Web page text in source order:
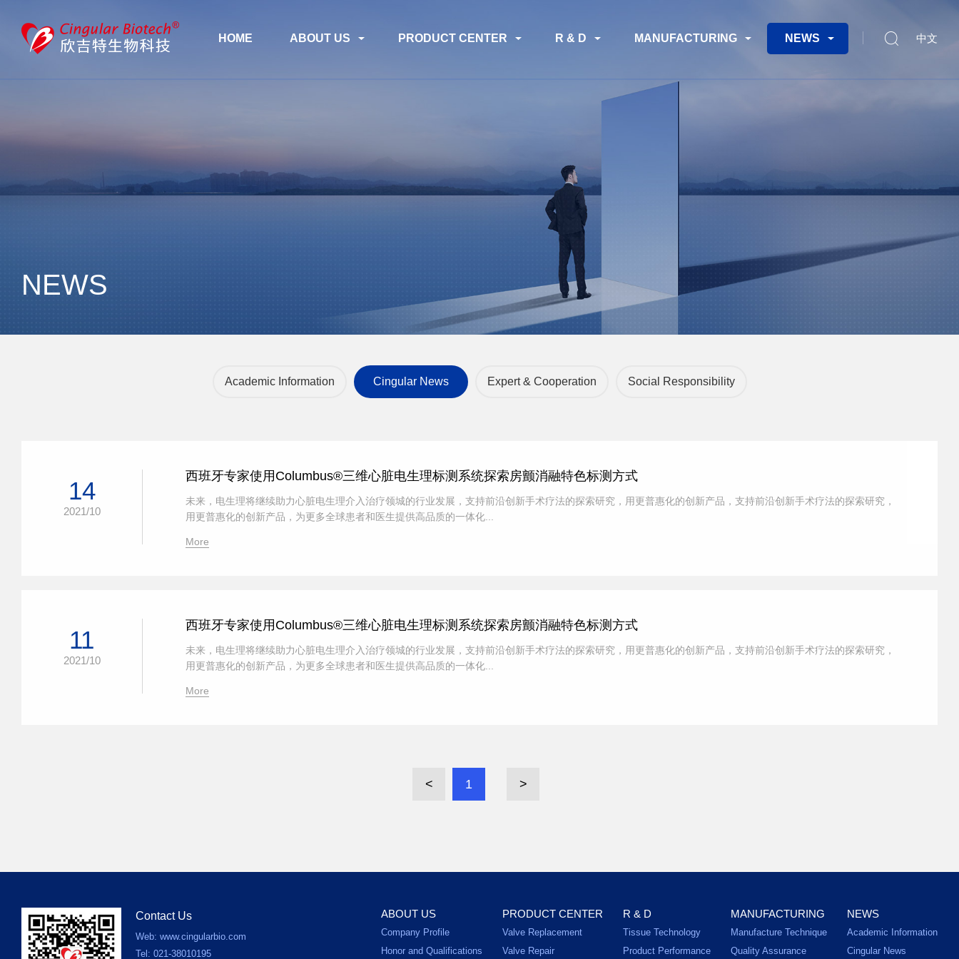
HOME ABOUT US PRODUCT CENTER R & D MANUFACTURING NEWS 中文
NEWS
Academic Information Cingular News Expert & Cooperation Social Responsibility
14
2021/10
西班牙专家使用Columbus®三维心脏电生理标测系统探索房颤消融特色标测方式
未来，电生理将继续助力心脏电生理介入治疗领城的行业发展，支持前沿创新手术疗法的探索研究，用更普惠化的创新产品，支持前沿创新手术疗法的探索研究，
用更普惠化的创新产品，为更多全球患者和医生提供高品质的一体化...
More
11
2021/10
西班牙专家使用Columbus®三维心脏电生理标测系统探索房颤消融特色标测方式
未来，电生理将继续助力心脏电生理介入治疗领城的行业发展，支持前沿创新手术疗法的探索研究，用更普惠化的创新产品，支持前沿创新手术疗法的探索研究，
用更普惠化的创新产品，为更多全球患者和医生提供高品质的一体化...
More
< 1 >
Contact Us
Web: www.cingularbio.com
Tel: 021-38010195
ABOUT US
Company Profile
Honor and Qualifications
PRODUCT CENTER
Valve Replacement
Valve Repair
R & D
Tissue Technology
Product Performance
MANUFACTURING
Manufacture Technique
Quality Assurance
NEWS
Academic Information
Cingular News